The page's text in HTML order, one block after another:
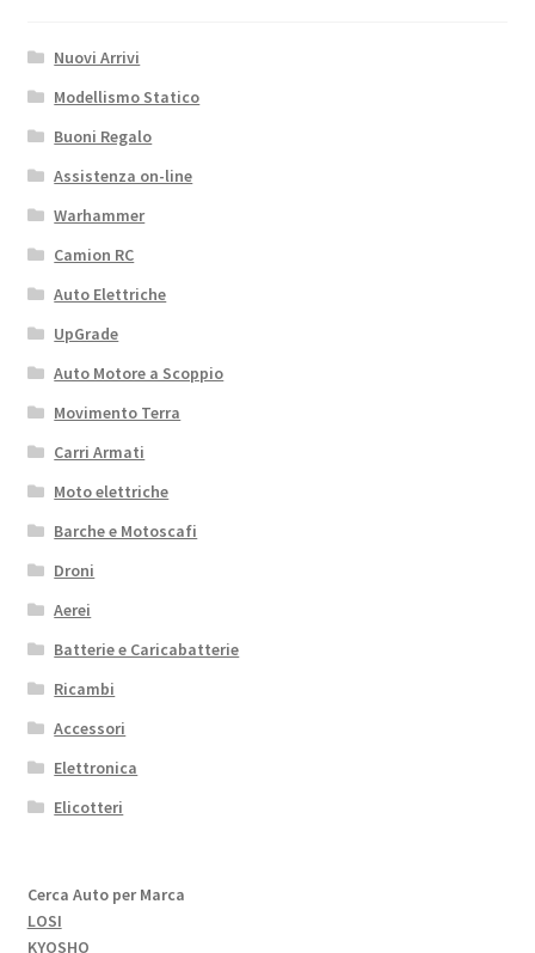
Nuovi Arrivi
Modellismo Statico
Buoni Regalo
Assistenza on-line
Warhammer
Camion RC
Auto Elettriche
UpGrade
Auto Motore a Scoppio
Movimento Terra
Carri Armati
Moto elettriche
Barche e Motoscafi
Droni
Aerei
Batterie e Caricabatterie
Ricambi
Accessori
Elettronica
Elicotteri
Cerca Auto per Marca
LOSI
KYOSHO